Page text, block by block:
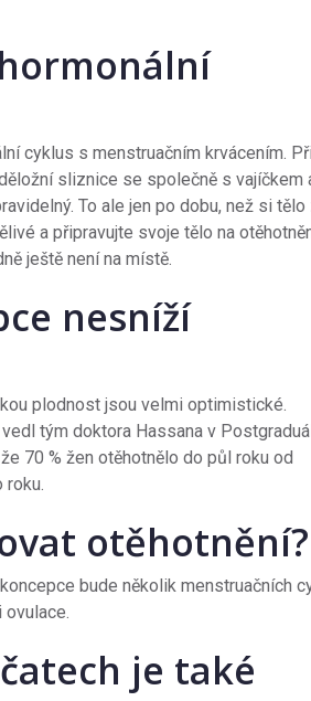
cyklus s menstruačním krvácením. Při
sliznice se společně s vajíčkem
To ale jen po dobu, než si tělo
a připravujte svoje tělo na
ještě není na místě.
nesníží
plodnost jsou velmi optimistické.
tým doktora Hassana v
70 % žen otěhotnělo do půl roku od
otěhotnění?
bude několik menstruačních
je také